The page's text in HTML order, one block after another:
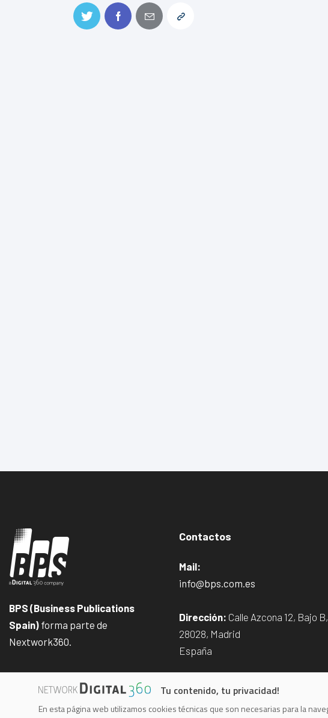
BPS (Business Publications
Spain) forma parte de
Nextwork360.
Contactos
Mail:
info@bps.com.es
Dirección: Calle Azcona 12, Bajo B,
28028, Madrid
España
Tu contenido, tu privacidad!
En esta página web utilizamos cookies técnicas que son necesarias para la